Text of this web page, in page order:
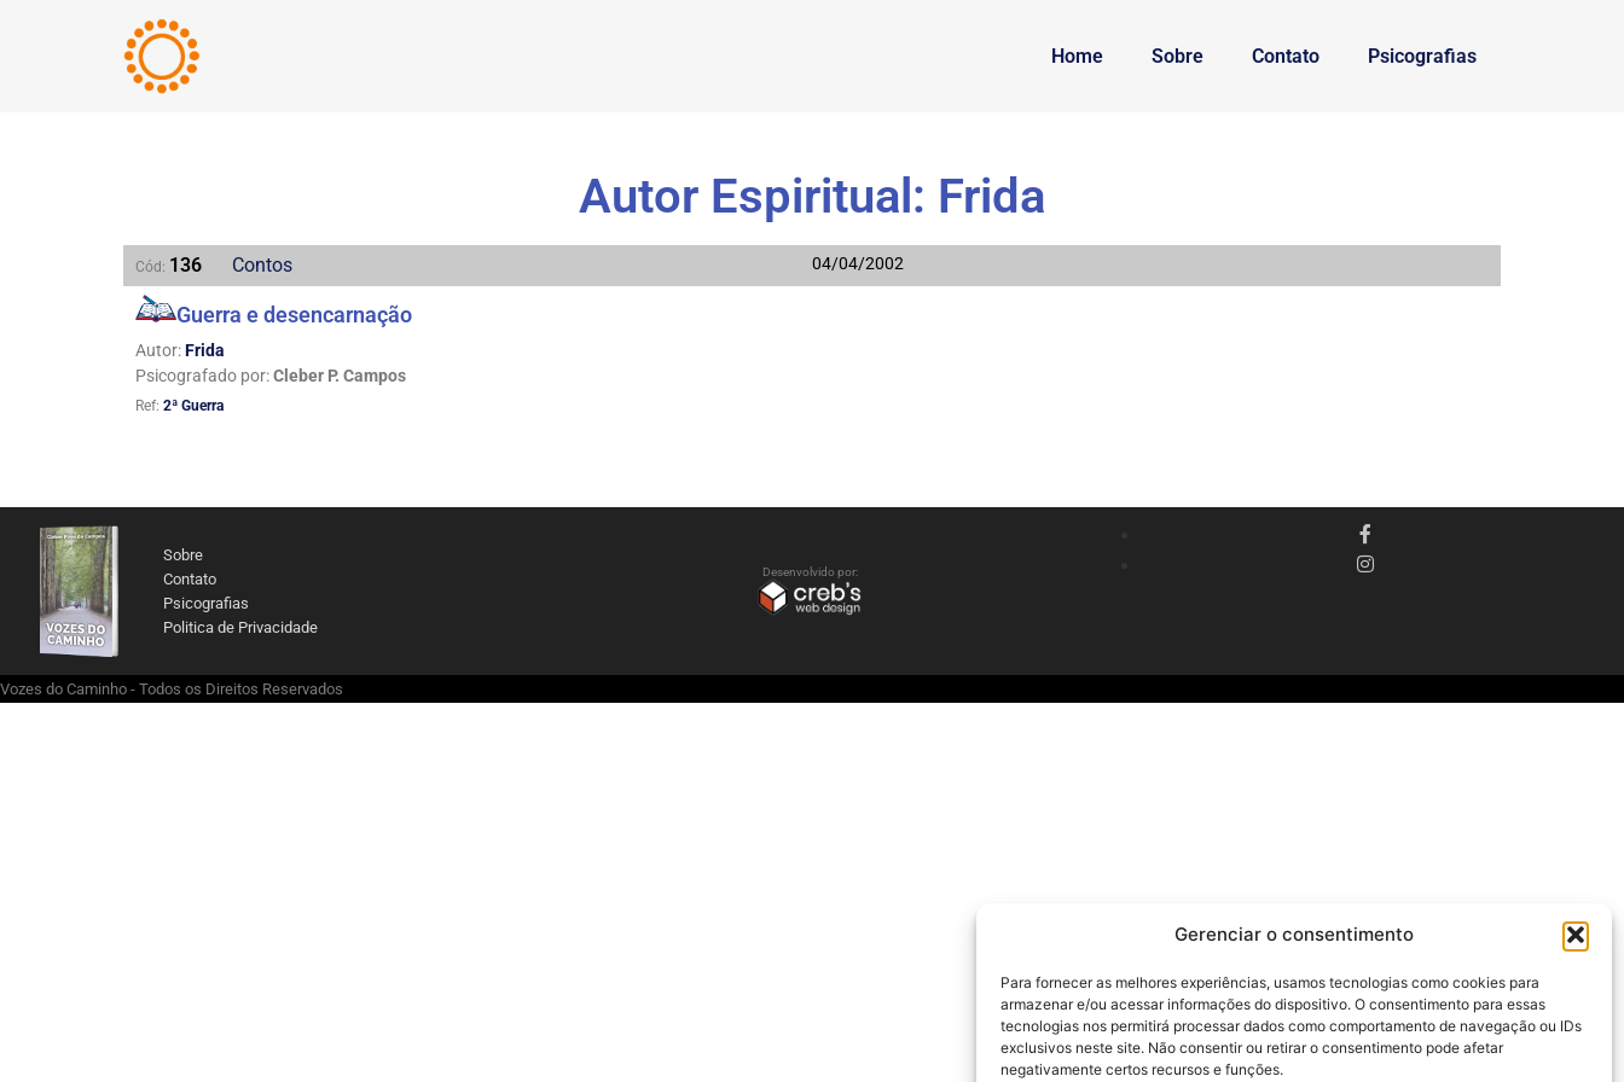
Gerenciar o consentimento
Para fornecer as melhores experiências, usamos tecnologias como cookies para
armazenar e/ou acessar informações do dispositivo. O consentimento para essas
tecnologias nos permitirá processar dados como comportamento de navegação ou IDs
exclusivos neste site. Não consentir ou retirar o consentimento pode afetar
negativamente certos recursos e funções.
Home Sobre Contato Psicografias
Autor Espiritual: Frida
Cód: 136 Contos 04/04/2002
Guerra e desencarnação
Autor:Frida
Psicografado por:Cleber P. Campos
Ref: 2ª Guerra
Sobre
Contato
Psicografias
Politica de Privacidade
Desenvolvido por:
Vozes do Caminho - Todos os Direitos Reservados